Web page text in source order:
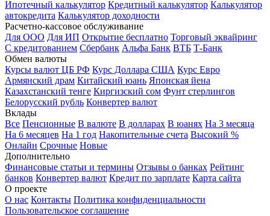
Ипотечный калькулятор Кредитный калькулятор Калькулятор
автокредита Калькулятор доходности
Расчетно-кассовое обслуживание
Для ООО Для ИП Открытие бесплатно Торговый эквайринг
С кредитованием Сбербанк Альфа Банк ВТБ Т-Банк
Обмен валюты
Курсы валют ЦБ РФ Курс Доллара США Курс Евро
Армянский драм Китайский юань Японская йена
Казахстанский тенге Киргизский сом Фунт стерлингов
Белорусский рубль Конвертер валют
Вклады
Все Пенсионные В валюте В долларах В юанях На 3 месяца
На 6 месяцев На 1 год Накопительные счета Высокий %
Онлайн Срочные Новые
Дополнительно
Финансовые статьи и термины Отзывы о банках Рейтинг
банков Конвертер валют Кредит по зарплате Карта сайта
О проекте
О нас Контакты Политика конфиденциальности
Пользовательское соглашение